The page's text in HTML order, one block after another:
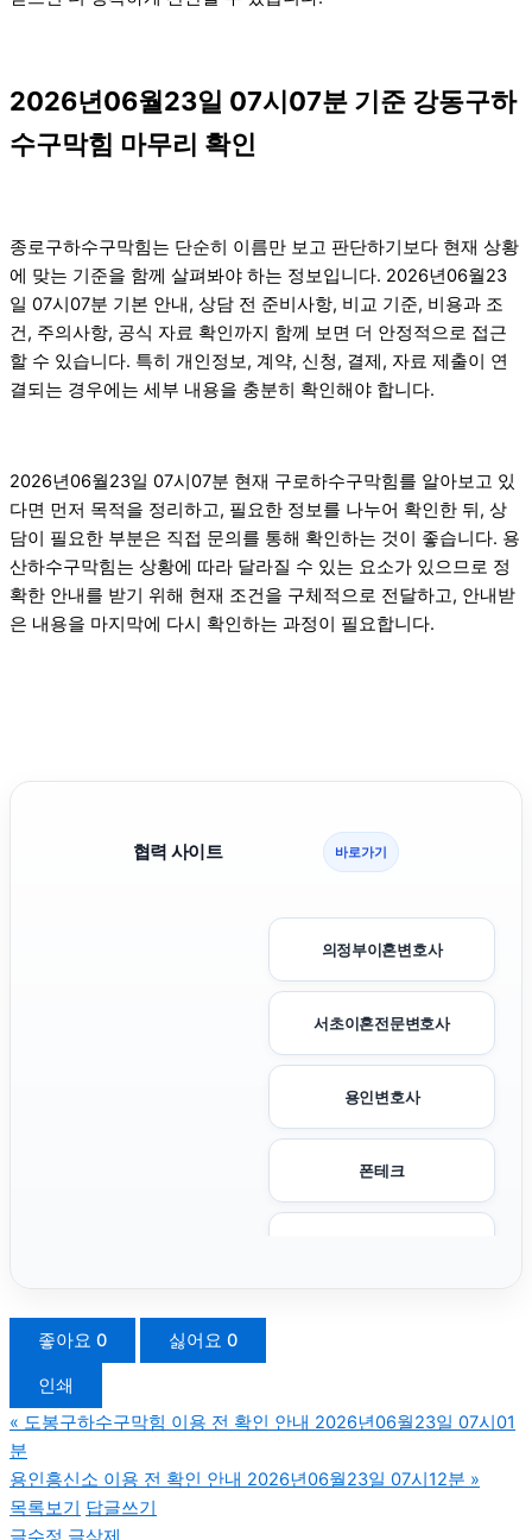
2026년06월23일 07시07분 기준 강동구하
수구막힘 마무리 확인
종로구하수구막힘는 단순히 이름만 보고 판단하기보다 현재 상황
에 맞는 기준을 함께 살펴봐야 하는 정보입니다. 2026년06월23
일 07시07분 기본 안내, 상담 전 준비사항, 비교 기준, 비용과 조
건, 주의사항, 공식 자료 확인까지 함께 보면 더 안정적으로 접근
할 수 있습니다. 특히 개인정보, 계약, 신청, 결제, 자료 제출이 연
결되는 경우에는 세부 내용을 충분히 확인해야 합니다.
2026년06월23일 07시07분 현재 구로하수구막힘를 알아보고 있
다면 먼저 목적을 정리하고, 필요한 정보를 나누어 확인한 뒤, 상
담이 필요한 부분은 직접 문의를 통해 확인하는 것이 좋습니다. 용
산하수구막힘는 상황에 따라 달라질 수 있는 요소가 있으므로 정
확한 안내를 받기 위해 현재 조건을 구체적으로 전달하고, 안내받
은 내용을 마지막에 다시 확인하는 과정이 필요합니다.
협력 사이트 바로가기
의정부이혼변호사
서초이혼전문변호사
용인변호사
폰테크
좋아요 0 싫어요 0
인쇄
« 도봉구하수구막힘 이용 전 확인 안내 2026년06월23일 07시01
분
용인흥신소 이용 전 확인 안내 2026년06월23일 07시12분 »
목록보기
답글쓰기